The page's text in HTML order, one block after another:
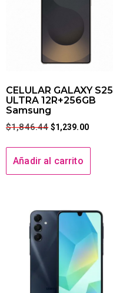
CELULAR GALAXY S25
ULTRA 12R+256GB
Samsung
$1,846.44 $1,239.00
Añadir al carrito